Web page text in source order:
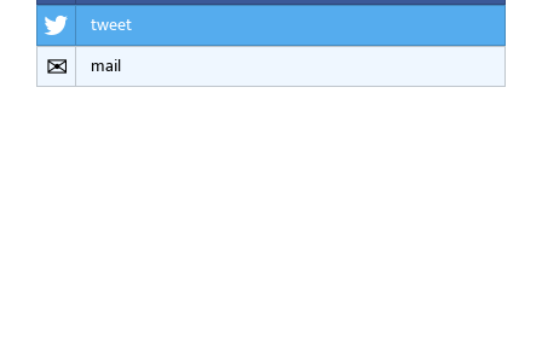
tweet
mail